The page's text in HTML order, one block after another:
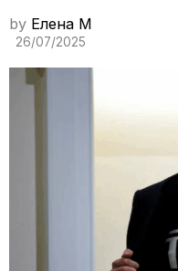
by Елена M
26/07/2025